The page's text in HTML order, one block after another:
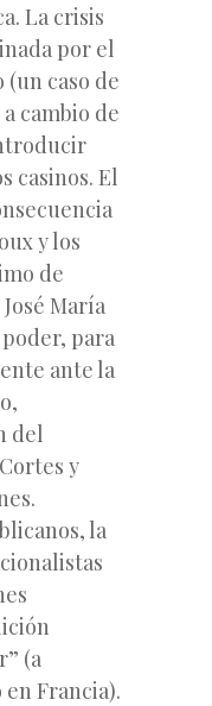
La crisis
por el
caso de
cambio de
casinos. El
y los
de
María
para
ante la
del
y
la
(a
Francia).